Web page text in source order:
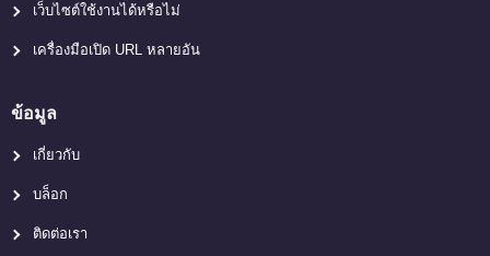
เว็บไซต์ใช้งานได้หรือไม่
เครื่องมือเปิด URL หลายอัน
ข้อมูล
เกี่ยวกับ
บล็อก
ติดต่อเรา